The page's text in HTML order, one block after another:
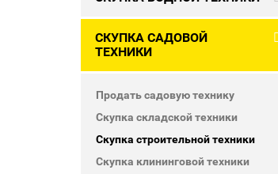
СКУПКА САДОВОЙ
ТЕХНИКИ
Продать садовую технику
Скупка складской техники
Скупка строительной техники
Скупка клининговой техники